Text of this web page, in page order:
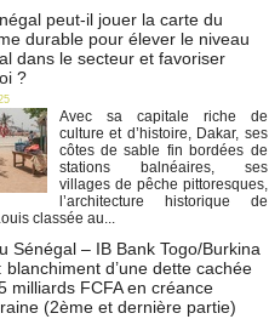
peut-il jouer la carte du
durable pour élever le niveau
dans le secteur et favoriser
?
Avec sa capitale riche de
culture et d’histoire, Dakar, ses
côtes de sable fin bordées de
stations balnéaires, ses
villages de pêche pittoresques,
l’architecture historique de
classée au...
Sénégal – IB Bank Togo/Burkina
blanchiment d’une dette cachée
milliards FCFA en créance
(2ème et dernière partie)